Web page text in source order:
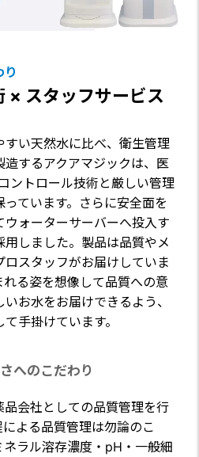
り
× スタッフサービス
すい天然水に比べ、衛生管理
するアクアマジックは、医
ントロール技術と厳しい管理
ています。さらに安全面を
ォーターサーバーへ投入す
しました。製品は品質やメ
ロスタッフがお届けしていま
る姿を想像して品質への意
お水をお届けできるよう、
手掛けています。
へのこだわり
会社としての品質管理を行
よる品質管理は勿論のこ
ネラル溶存濃度・pH・一般細